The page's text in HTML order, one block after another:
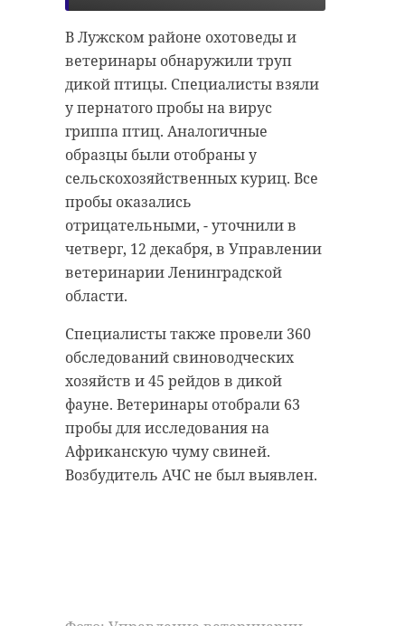
В Лужском районе охотоведы и
ветеринары обнаружили труп
дикой птицы. Специалисты взяли
у пернатого пробы на вирус
гриппа птиц. Аналогичные
образцы были отобраны у
сельскохозяйственных куриц. Все
пробы оказались
отрицательными, - уточнили в
четверг, 12 декабря, в Управлении
ветеринарии Ленинградской
области.
Специалисты также провели 360
обследований свиноводческих
хозяйств и 45 рейдов в дикой
фауне. Ветеринары отобрали 63
пробы для исследования на
Африканскую чуму свиней.
Возбудитель АЧС не был выявлен.
Человек, который, по
идее, должен хорошо
понимать тему,
почему-то
занимается
распространением
дезинформации. То,
что он говорил, было
очевидной ложью.
Джон Вароли,
американский
политолог
По мнению Джона Вароли, Запад
считает, что народ Крыма надо
перевоспитывать, чтобы они
полюбили Украину.